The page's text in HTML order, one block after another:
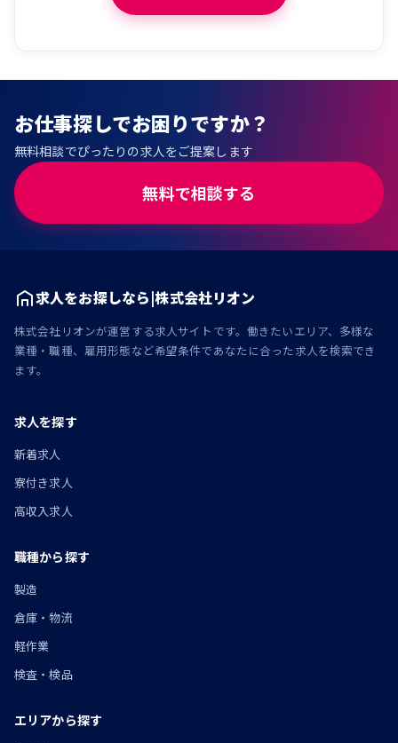
お仕事探しでお困りですか？
無料相談でぴったりの求人をご提案します
無料で相談する
求人をお探しなら|株式会社リオン
株式会社リオンが運営する求人サイトです。働きたいエリア、多様な
業種・職種、雇用形態など希望条件であなたに合った求人を検索でき
ます。
求人を探す
新着求人
寮付き求人
高収入求人
職種から探す
製造
倉庫・物流
軽作業
検査・検品
エリアから探す